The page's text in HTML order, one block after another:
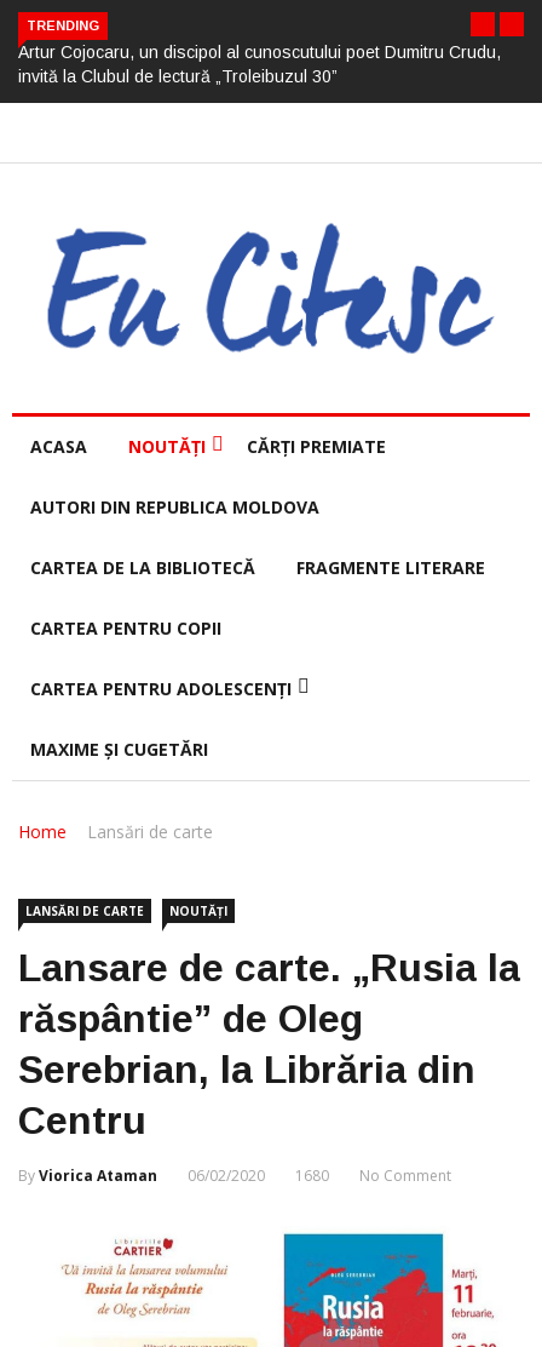
TRENDING
Artur Cojocaru, un discipol al cunoscutului poet Dumitru Crudu,
invită la Clubul de lectură „Troleibuzul 30”
ACASA NOUTĂȚI CĂRȚI PREMIATE
AUTORI DIN REPUBLICA MOLDOVA
CARTEA DE LA BIBLIOTECĂ FRAGMENTE LITERARE
CARTEA PENTRU COPII
CARTEA PENTRU ADOLESCENȚI
MAXIME ȘI CUGETĂRI
Home Lansări de carte
LANSĂRI DE CARTE NOUTĂȚI
Lansare de carte. „Rusia la
răspântie” de Oleg
Serebrian, la Librăria din
Centru
ByViorica Ataman 06/02/2020 1680 No Comment